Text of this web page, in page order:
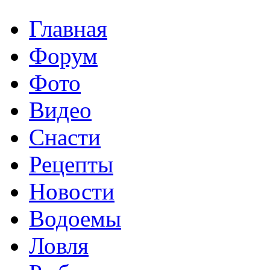
Главная
Форум
Фото
Видео
Снасти
Рецепты
Новости
Водоемы
Ловля